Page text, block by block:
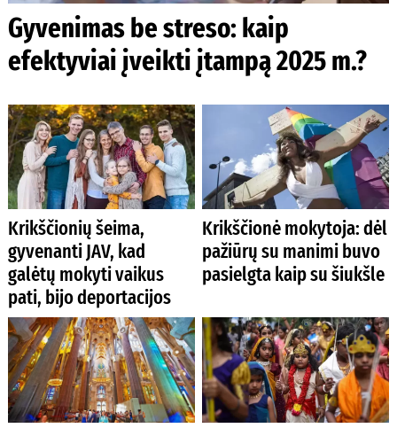
Gyvenimas be streso: kaip
efektyviai įveikti įtampą 2025 m.?
Krikščionių šeima,
gyvenanti JAV, kad
galėtų mokyti vaikus
pati, bijo deportacijos
Krikščionė mokytoja: dėl
pažiūrų su manimi buvo
pasielgta kaip su šiukšle